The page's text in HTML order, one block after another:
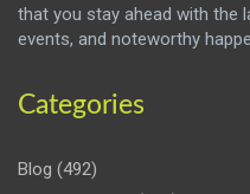
that you stay ahead with the
events, and noteworthy
Categories
Blog (492)